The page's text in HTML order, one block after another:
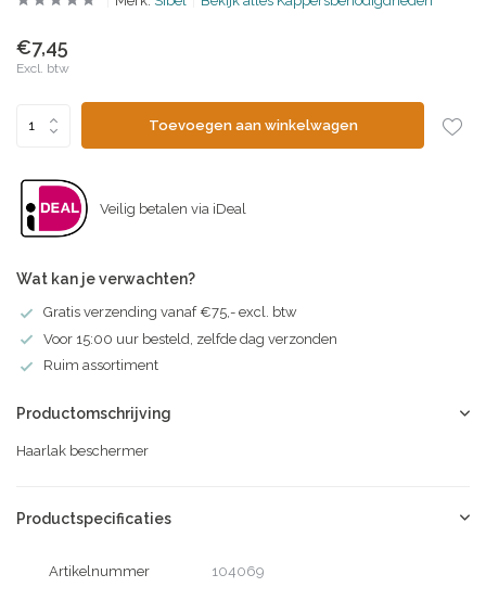
€7,45
Excl. btw
Toevoegen aan winkelwagen
Veilig betalen via iDeal
Wat kan je verwachten?
Gratis verzending vanaf €75,- excl. btw
Voor 15:00 uur besteld, zelfde dag verzonden
Ruim assortiment
Productomschrijving
Haarlak beschermer
Productspecificaties
Artikelnummer 104069